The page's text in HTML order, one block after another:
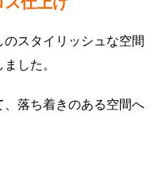
スタイリッシュな空間
した。
落ち着きのある空間へ